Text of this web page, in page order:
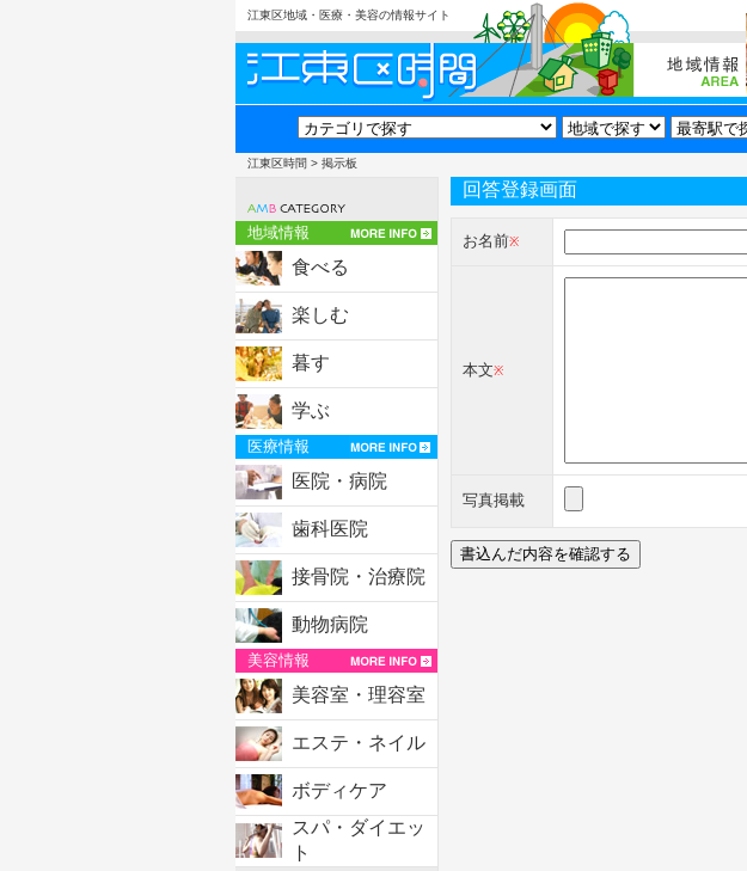
江東区地域・医療・美容の情報サイト
江東区時間 > 掲示板
地域情報
食べる
楽しむ
暮す
学ぶ
医療情報
医院・病院
歯科医院
接骨院・治療院
動物病院
美容情報
美容室・理容室
エステ・ネイル
ボディケア
スパ・ダイエッ
ト
回答登録画面
お名前※
本文※
写真掲載